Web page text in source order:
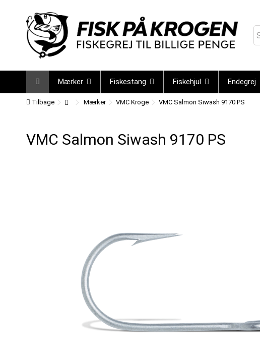
Mærker Fiskestang Fiskehjul Endegrej
Tilbage Mærker VMC Kroge VMC Salmon Siwash 9170 PS
VMC Salmon Siwash 9170 PS